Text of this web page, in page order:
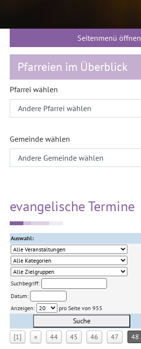
Seitenmenü öffnen
Pfarreien im Überblick
Pfarrei wählen
Gemeinde wählen
evangelische Termine
Auswahl:
Suchbegriff:
Datum:
Anzeigen:
pro Seite von 955
Suche
[1] « 44 45 46 47 48